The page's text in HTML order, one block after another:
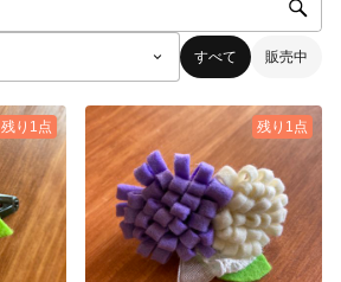
すべて 販売中
残り1点 残り1点